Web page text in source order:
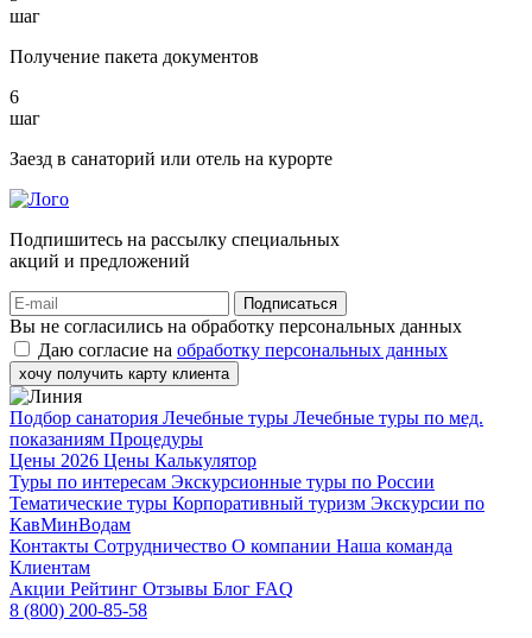
шаг
Получение пакета документов
6
шаг
Заезд в санаторий или отель на курорте
Подпишитесь на рассылку специальных
акций и предложений
Подписаться
Вы не согласились на обработку персональных данных
Даю согласие на обработку персональных данных
хочу получить карту клиента
Подбор санатория Лечебные туры Лечебные туры по мед.
показаниям Процедуры
Цены 2026 Цены Калькулятор
Туры по интересам Экскурсионные туры по России
Тематические туры Корпоративный туризм Экскурсии по
КавМинВодам
Контакты Сотрудничество О компании Наша команда
Клиентам
Акции Рейтинг Отзывы Блог FAQ
8 (800) 200-85-58